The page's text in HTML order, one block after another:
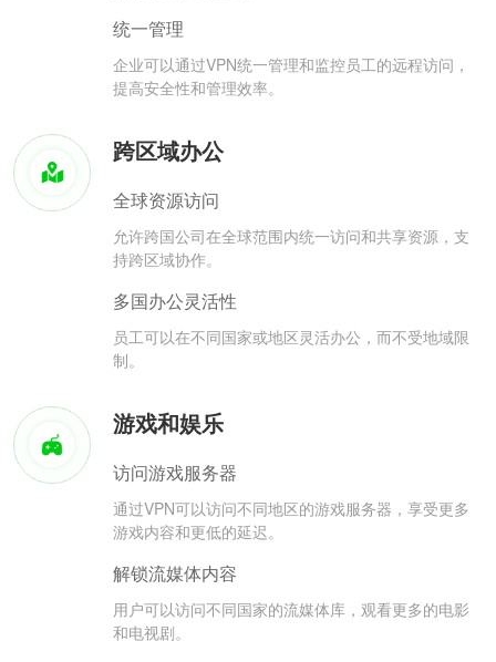
统一管理
企业可以通过VPN统一管理和监控员工的远程访问，
提高安全性和管理效率。
跨区域办公
全球资源访问
允许跨国公司在全球范围内统一访问和共享资源，支
持跨区域协作。
多国办公灵活性
员工可以在不同国家或地区灵活办公，而不受地域限
制。
游戏和娱乐
访问游戏服务器
通过VPN可以访问不同地区的游戏服务器，享受更多
游戏内容和更低的延迟。
解锁流媒体内容
用户可以访问不同国家的流媒体库，观看更多的电影
和电视剧。